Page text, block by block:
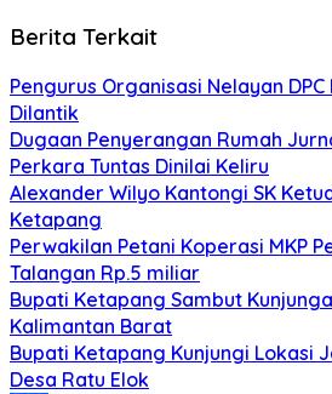
Berita Terkait
Pengurus Organisasi Nelayan DPC
Dilantik
Dugaan Penyerangan Rumah
Perkara Tuntas Dinilai Keliru
Alexander Wilyo Kantongi SK
Ketapang
Perwakilan Petani Koperasi MKP
Talangan Rp.5 miliar
Bupati Ketapang Sambut
Kalimantan Barat
Bupati Ketapang Kunjungi Lokasi
Desa Ratu Elok